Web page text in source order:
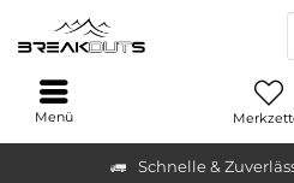
Schnelle &
Menü